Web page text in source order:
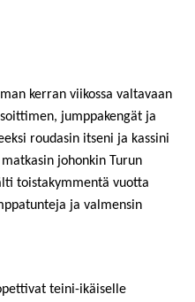
kerran viikossa valtavaan
jumppakengät ja
roudasin itseni ja kassini
johonkin Turun
toistakymmentä vuotta
ja valmensin
teini-ikäiselle